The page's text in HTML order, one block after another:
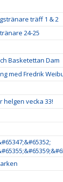
träff 1 & 2
24-25
Basketettan Dam
med Fredrik
vecka 33!